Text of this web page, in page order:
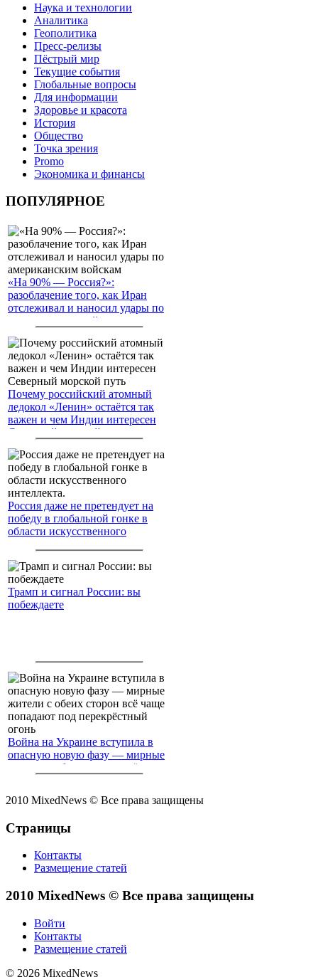
Наука и технологии
Аналитика
Геополитика
Пресс-релизы
Пёстрый мир
Текущие события
Глобальные вопросы
Для информации
Здоровье и красота
История
Общество
Точка зрения
Promo
Экономика и финансы
ПОПУЛЯРНОЕ
«На 90% — Россия?»:
разоблачение того, как Иран
отслеживал и наносил удары по
американским войскам
Почему российский атомный
ледокол «Ленин» остаётся так
важен и чем Индии интересен
Северный морской путь
Россия даже не претендует на
победу в глобальной гонке в
области искусственного
Трамп и сигнал России: вы
побеждаете
Война на Украине вступила в
опасную новую фазу — мирные
жители с обеих сторон всё чаще
2010 MixedNews © Все права защищены
Страницы
Контакты
Размещение статей
2010 MixedNews © Все права защищены
Войти
Контакты
Размещение статей
© 2026 MixedNews